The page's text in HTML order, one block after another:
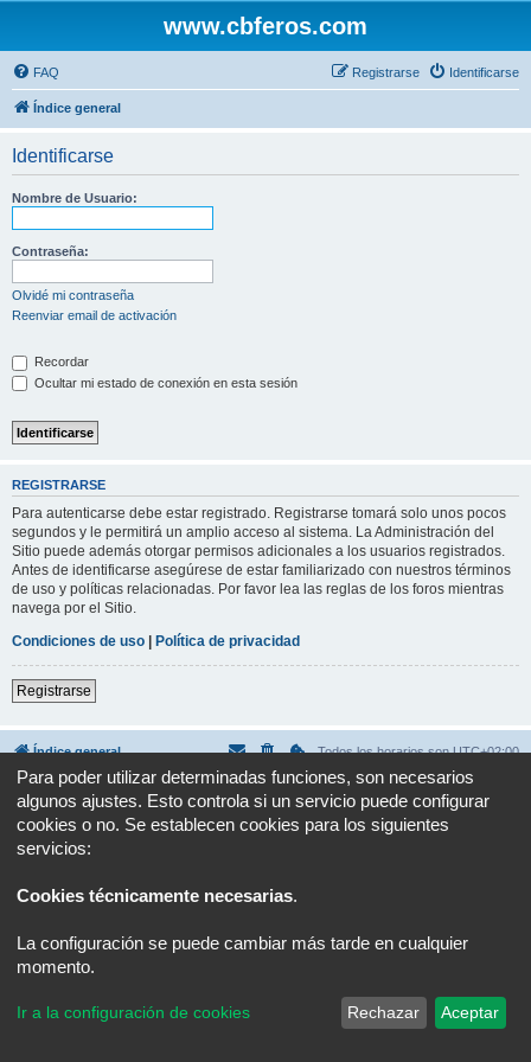
www.cbferos.com
FAQ Identificarse
Registrarse
Índice general
Identificarse
Nombre de Usuario:
Contraseña:
Olvidé mi contraseña
Reenviar email de activación
Recordar
Ocultar mi estado de conexión en esta sesión
REGISTRARSE
Para autenticarse debe estar registrado. Registrarse tomará solo unos pocos
segundos y le permitirá un amplio acceso al sistema. La Administración del
Sitio puede además otorgar permisos adicionales a los usuarios registrados.
Antes de identificarse asegúrese de estar familiarizado con nuestros términos
de uso y políticas relacionadas. Por favor lea las reglas de los foros mientras
navega por el Sitio.
Condiciones de uso | Política de privacidad
Registrarse
Índice general Todos los horarios sonUTC+02:00
Desarrollado por phpBB
® Forum Software © phpBB Limited
phpBB España
Condiciones
Para poder utilizar determinadas funciones, son necesarios
algunos ajustes. Esto controla si un servicio puede configurar
cookies o no. Se establecen cookies para los siguientes
servicios:
Cookies técnicamente necesarias.
La configuración se puede cambiar más tarde en cualquier
momento.
Ir a la configuración de cookies Rechazar Aceptar